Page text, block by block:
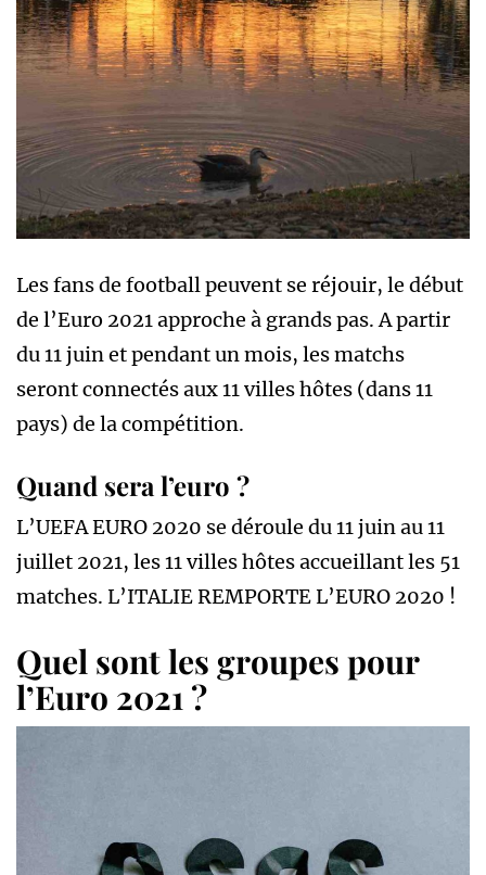
Les fans de football peuvent se réjouir, le début
de l’Euro 2021 approche à grands pas. A partir
du 11 juin et pendant un mois, les matchs
seront connectés aux 11 villes hôtes (dans 11
pays) de la compétition.
Quand sera l’euro ?
L’UEFA EURO 2020 se déroule du 11 juin au 11
juillet 2021, les 11 villes hôtes accueillant les 51
matches. L’ITALIE REMPORTE L’EURO 2020 !
Quel sont les groupes pour
l’Euro 2021 ?